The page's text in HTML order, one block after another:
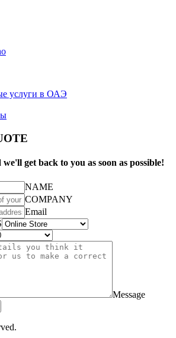
услуги в ОАЭ
get back to you as soon as possible!
NAME
COMPANY
Email
Message